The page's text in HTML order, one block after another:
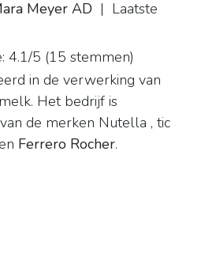
Meyer AD | Laatste
4.1/5 (15 stemmen)
in de verwerking van
Het bedrijf is
de merken Nutella , tic
Ferrero Rocher.